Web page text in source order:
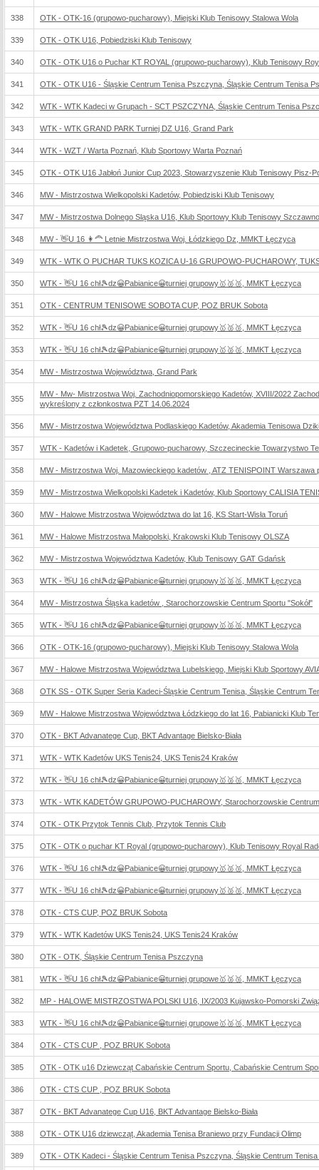
338 OTK - OTK-16 (grupowo-pucharowy), Miejski Klub Tenisowy Stalowa Wola
339 OTK - OTK U16, Pobiedziski Klub Tenisowy
340 OTK - OTK U16 o Puchar KT ROYAL (grupowo-pucharowy), Klub Tenisowy
341 OTK - OTK U16 - Śląskie Centrum Tenisa Pszczyna, Śląskie Centrum Tenisa
342 WTK - WTK Kadeci w Grupach - SCT PSZCZYNA, Śląskie Centrum Tenisa
343 WTK - WTK GRAND PARK Turniej DZ U16, Grand Park
344 WTK - WZT / Warta Poznań, Klub Sportowy Warta Poznań
345 OTK - OTK U16 Jabłoń Junior Cup 2023, Stowarzyszenie Klub Tenisowy Pisz-
346 MW - Mistrzostwa Wielkopolski Kadetów, Pobiedziski Klub Tenisowy
347 MW - Mistrzostwa Dolnego Sląska U16, Klub Sportowy Klub Tenisowy
348 MW - 👋U 16 👩‍🦰 Letnie Mistrzostwa Woj. Łódzkiego Dz, MMKT Łęczyca
349 WTK - WTK O PUCHAR TUKS KOZICA U-16 GRUPOWO-PUCHAROWY,
350 WTK - 👋U 16 chł🎾dz😀Pabianice😀turniej grupowy🥇🥈🥉, MMKT Łęczyca
351 OTK - CENTRUM TENISOWE SOBOTA CUP, POZ BRUK Sobota
352 WTK - 👋U 16 chł🎾dz😀Pabianice😀turniej grupowy🥇🥈🥉, MMKT Łęczyca
353 WTK - 👋U 16 chł🎾dz😀Pabianice😀turniej grupowy🥇🥈🥉, MMKT Łęczyca
354 MW - Mistrzostwa Województwa, Grand Park
355
MW - Mw- Mistrzostwa Woj. Zachodniopomorskiego Kadetów, XVIII/2022
wykreślony z członkostwa PZT 14.06.2024
356 MW - Mistrzostwa Województwa Podlaskiego Kadetów, Akademia Tenisowa
357 WTK - Kadetów i Kadetek, Grupowo-pucharowy, Szczecineckie Towarzystwo
358 MW - Mistrzostwa Woj. Mazowieckiego kadetów , ATZ TENISPOINT
359 MW - Mistrzostwa Wielkopolski Kadetek i Kadetów, Klub Sportowy CALISIA
360 MW - Halowe Mistrzostwa Województwa do lat 16, KS Start-Wisła Toruń
361 MW - Halowe Mistrzostwa Małopolski, Krakowski Klub Tenisowy OLSZA
362 MW - Mistrzostwa Województwa Kadetów, Klub Tenisowy GAT Gdańsk
363 WTK - 👋U 16 chł🎾dz😀Pabianice😀turniej grupowy🥇🥈🥉, MMKT Łęczyca
364 MW - Mistrzostwa Śląska kadetów , Starochorzowskie Centrum Sportu "Sokół"
365 WTK - 👋U 16 chł🎾dz😀Pabianice😀turniej grupowy🥇🥈🥉, MMKT Łęczyca
366 OTK - OTK-16 (grupowo-pucharowy), Miejski Klub Tenisowy Stalowa Wola
367 MW - Halowe Mistrzostwa Województwa Lubelskiego, Miejski Klub Sportowy
368 OTK SS - OTK Super Seria Kadeci-Śląskie Centrum Tenisa, Śląskie Centrum
369 MW - Halowe Mistrzostwa Województwa Łódzkiego do lat 16, Pabianicki Klub
370 OTK - BKT Advanatege Cup, BKT Advantage Bielsko-Biała
371 WTK - WTK Kadetów UKS Tenis24, UKS Tenis24 Kraków
372 WTK - 👋U 16 chł🎾dz😀Pabianice😀turniej grupowy🥇🥈🥉, MMKT Łęczyca
373 WTK - WTK KADETÓW GRUPOWO-PUCHAROWY, Starochorzowskie
374 OTK - OTK Przytok Tennis Club, Przytok Tennis Club
375 OTK - OTK o puchar KT Royal (grupowo-pucharowy), Klub Tenisowy Royal
376 WTK - 👋U 16 chł🎾dz😀Pabianice😀turniej grupowy🥇🥈🥉, MMKT Łęczyca
377 WTK - 👋U 16 chł🎾dz😀Pabianice😀turniej grupowy🥇🥈🥉, MMKT Łęczyca
378 OTK - CTS CUP, POZ BRUK Sobota
379 WTK - WTK Kadetów UKS Tenis24, UKS Tenis24 Kraków
380 OTK - OTK, Śląskie Centrum Tenisa Pszczyna
381 WTK - 👋U 16 chł🎾dz😀Pabianice😀turniej grupowe🥇🥈🥉, MMKT Łęczyca
382 MP - HALOWE MISTRZOSTWA POLSKI U16, IX/2003 Kujawsko-Pomorski
383 WTK - 👋U 16 chł🎾dz😀Pabianice😀turniej grupowe🥇🥈🥉, MMKT Łęczyca
384 OTK - CTS CUP , POZ BRUK Sobota
385 OTK - OTK u16 Dziewcząt Cabańskie Centrum Sportu, Cabańskie Centrum
386 OTK - CTS CUP , POZ BRUK Sobota
387 OTK - BKT Advanatege Cup U16, BKT Advantage Bielsko-Biała
388 OTK - OTK U16 dziewcząt, Akademia Tenisa Braniewo przy Fundacji Olimp
389 OTK - OTK Kadeci - Śląskie Centrum Tenisa Pszczyna, Śląskie Centrum